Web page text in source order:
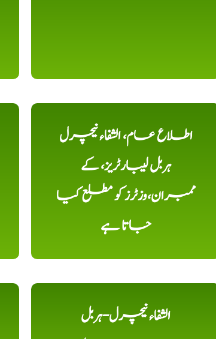
اطلاع عام، الشفاء نیچرل
ہربل لیبارٹریز، کے
ممبران،وزٹرز کو مطلع کیا
جاتا ہے
الشفاء نیچرل-ہربل